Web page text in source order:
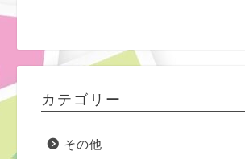
カテゴリー
その他